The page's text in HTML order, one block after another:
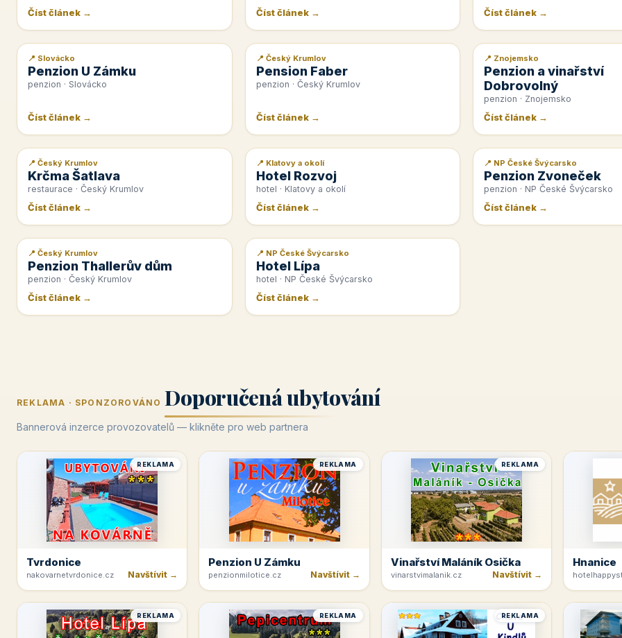
Číst článek → Číst článek → Číst článek →
📰 PR článek
📍 Slovácko
Penzion U Zámku
penzion · Slovácko
Číst článek →
📰 PR článek
📍 Český Krumlov
Pension Faber
penzion · Český Krumlov
Číst článek →
📰 PR článek
📍 Znojemsko
Penzion a vinařství
Dobrovolný
penzion · Znojemsko
Číst článek →
📰 PR článek
📍 Český Krumlov
Krčma Šatlava
restaurace · Český Krumlov
Číst článek →
📰 PR článek
📍 Klatovy a okolí
Hotel Rozvoj
hotel · Klatovy a okolí
Číst článek →
📰 PR článek
📍 NP České Švýcarsko
Penzion Zvoneček
penzion · NP České Švýcarsko
Číst článek →
📰 PR článek
📍 Český Krumlov
Penzion Thallerův dům
penzion · Český Krumlov
Číst článek →
📰 PR článek
📍 NP České Švýcarsko
Hotel Lípa
hotel · NP České Švýcarsko
Číst článek →
REKLAMA · SPONZOROVÁNO Doporučená ubytování
Bannerová inzerce provozovatelů — klikněte pro web partnera
REKLAMA
Tvrdonice
nakovarnetvrdonice.cz Navštívit →
REKLAMA
Penzion U Zámku
penzionmilotice.cz Navštívit →
REKLAMA
Vinařství Maláník Osička
vinarstvimalanik.cz Navštívit →
Hnanice
REKLAMA REKLAMA REKLAMA